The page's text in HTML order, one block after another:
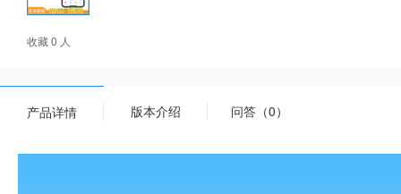
收藏 0 人
产品详情 版本介绍 问答（0）